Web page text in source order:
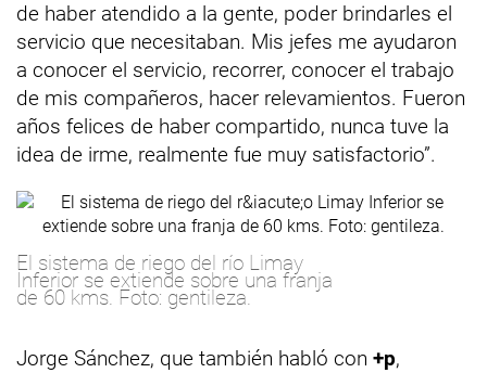
de haber atendido a la gente, poder brindarles el
servicio que necesitaban. Mis jefes me ayudaron
a conocer el servicio, recorrer, conocer el trabajo
de mis compañeros, hacer relevamientos. Fueron
años felices de haber compartido, nunca tuve la
idea de irme, realmente fue muy satisfactorio”.
El sistema de riego del río Limay
Inferior se extiende sobre una franja
de 60 kms. Foto: gentileza.
Jorge Sánchez, que también habló con +p,